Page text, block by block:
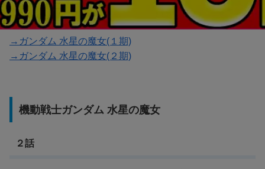
目次
→ガンダム 水星の魔女(１期)
→ガンダム 水星の魔女(２期)
機動戦士ガンダム 水星の魔女
２話